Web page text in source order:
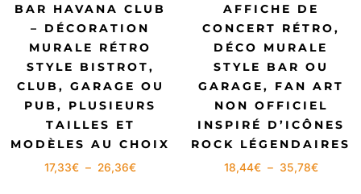
BAR HAVANA CLUB
– DÉCORATION
MURALE RÉTRO
STYLE BISTROT,
CLUB, GARAGE OU
PUB, PLUSIEURS
TAILLES ET
MODÈLES AU CHOIX
17,33€ – 26,36€
AFFICHE DE
CONCERT RÉTRO,
DÉCO MURALE
STYLE BAR OU
GARAGE, FAN ART
NON OFFICIEL
INSPIRÉ D’ICÔNES
ROCK LÉGENDAIRES
18,44€ – 35,78€